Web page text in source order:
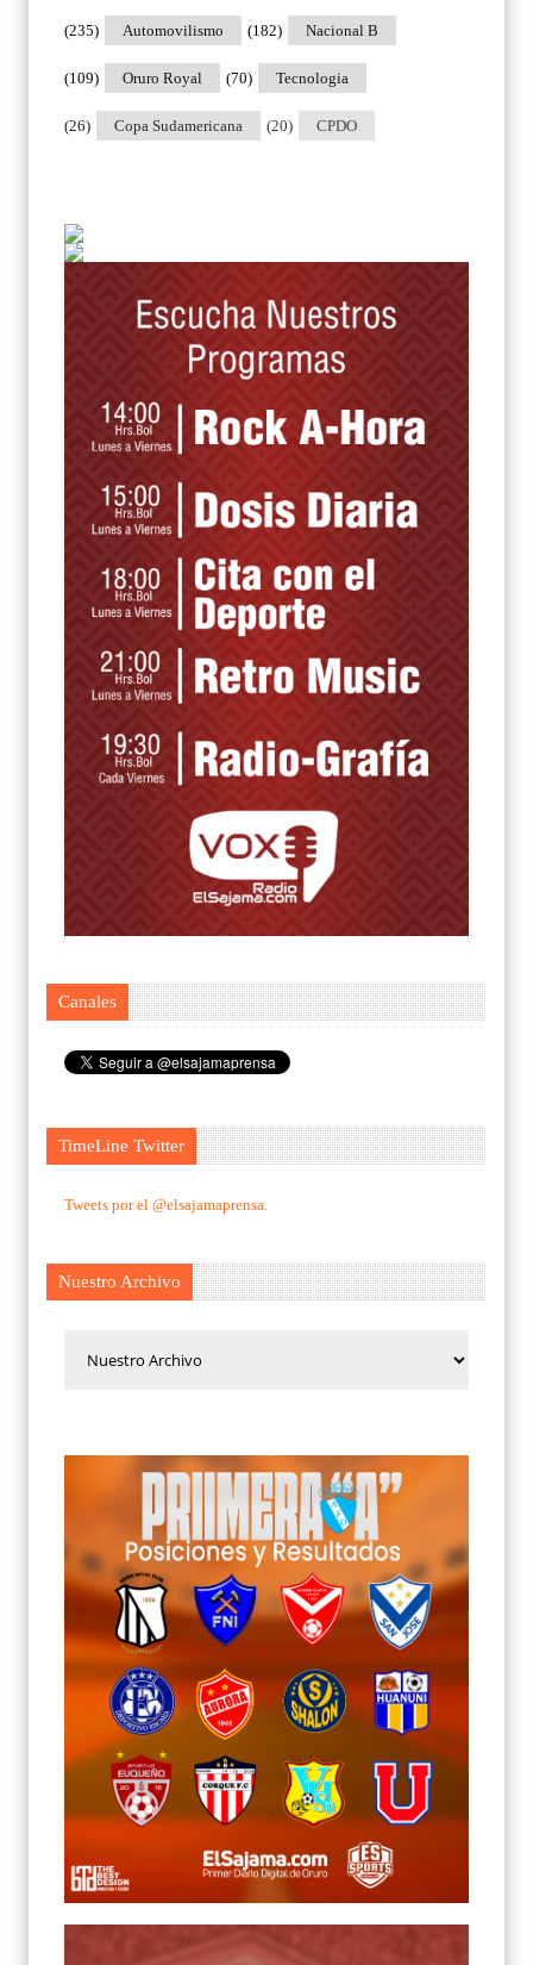
Automovilismo
(235) Nacional B
(182)
Oruro Royal
(109) Tecnologia
(70)
Copa Sudamericana
(26) CPDO
(20)
Canales
TimeLine Twitter
Tweets por el @elsajamaprensa.
Nuestro Archivo